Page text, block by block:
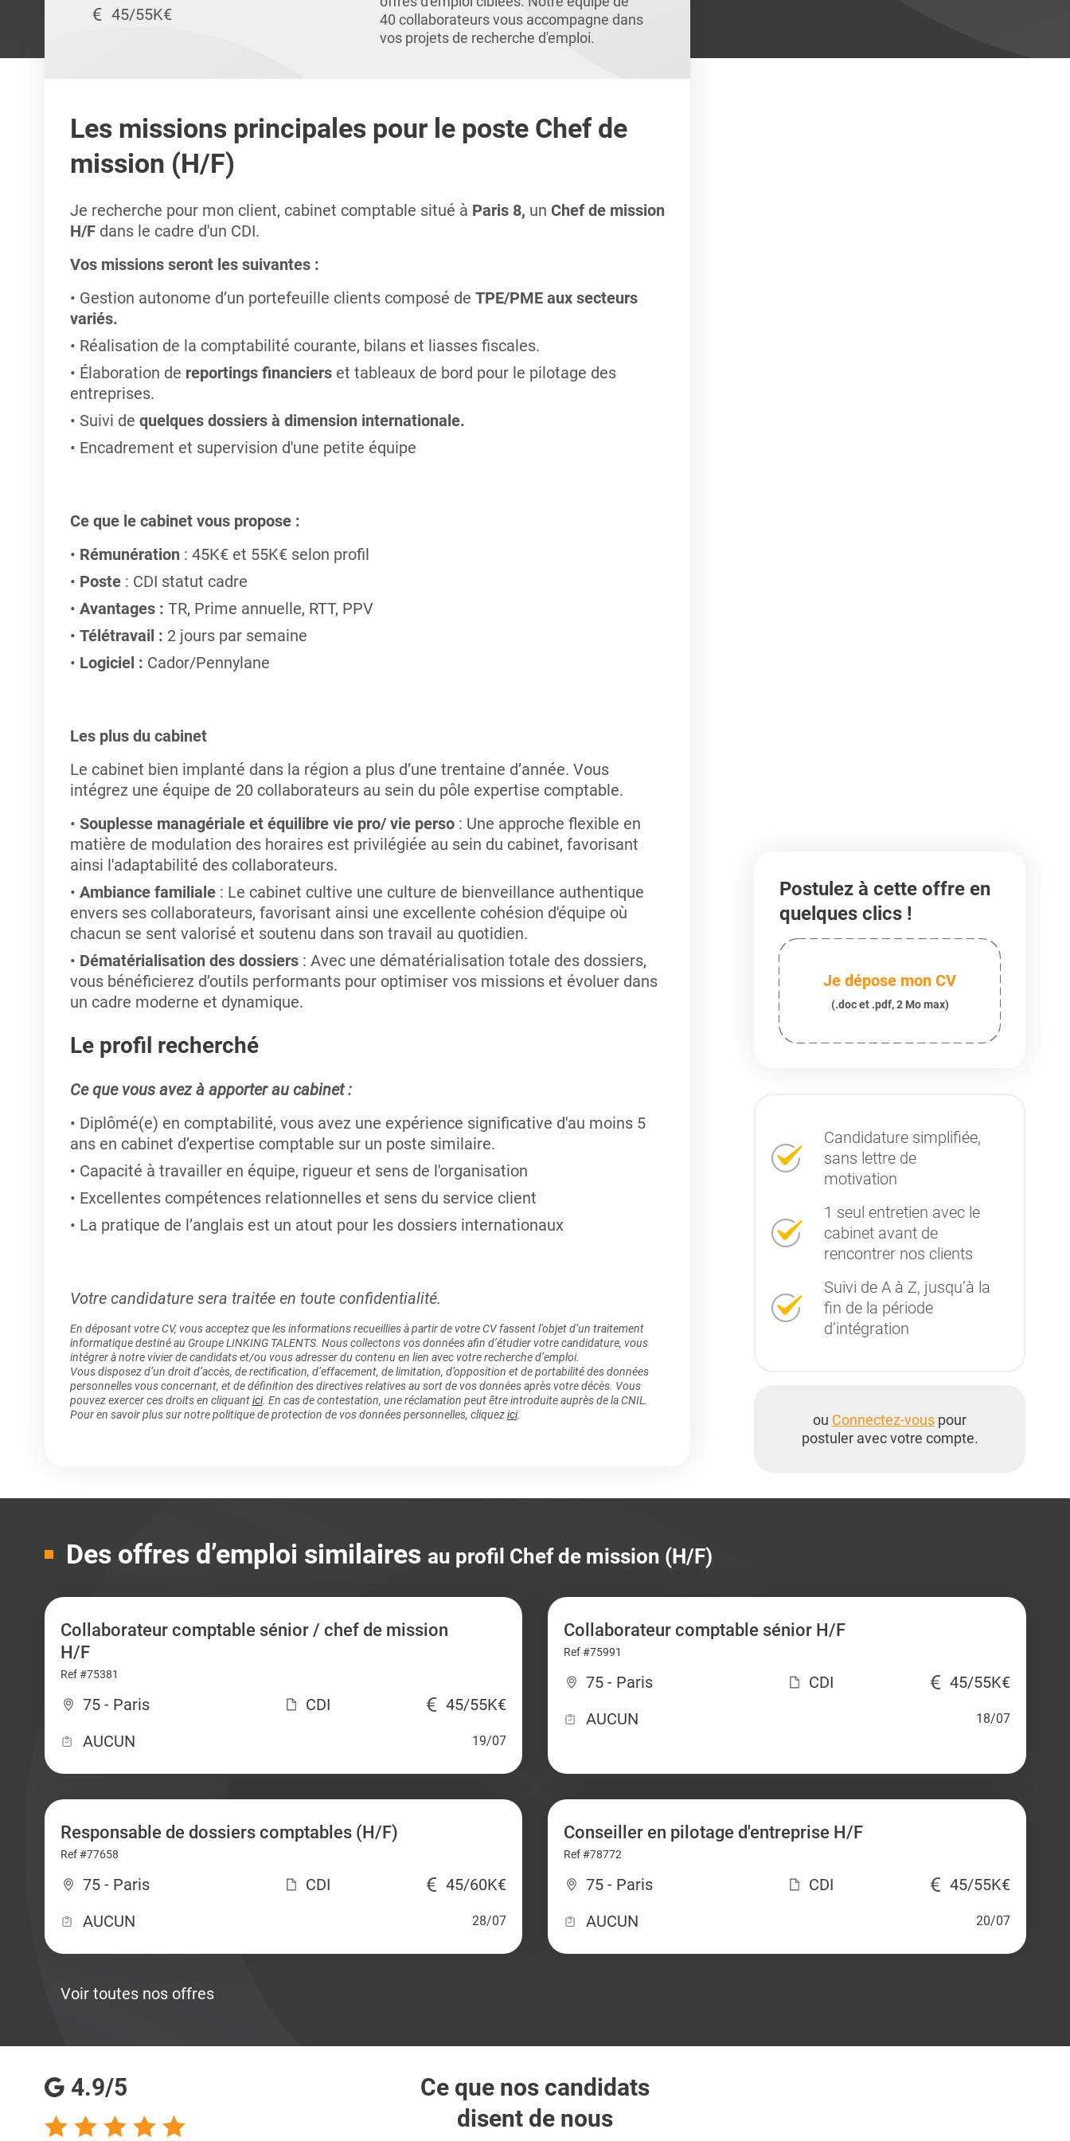
45/55K€
40 collaborateurs vous accompagne dans
vos projets de recherche d'emploi.
Les missions principales pour le poste Chef de
mission (H/F)
Je recherche pour mon client, cabinet comptable situé à Paris 8, un Chef de mission
H/Fdans le cadre d'un CDI.
Vos missions seront les suivantes :
Gestion autonome d’un portefeuille clients composé de TPE/PME aux secteurs
variés.
Réalisation de la comptabilité courante, bilans et liasses fiscales.
Élaboration de reportings financierset tableaux de bord pour le pilotage des
entreprises.
Suivi de quelques dossiers à dimension internationale.
Encadrement et supervision d'une petite équipe
Ce que le cabinet vous propose :
Rémunération: 45K€ et 55K€ selon profil
Poste: CDI statut cadre
Avantages : TR, Prime annuelle, RTT, PPV
Télétravail : 2 jours par semaine
Logiciel : Cador/Pennylane
Les plus du cabinet
Le cabinet bien implanté dans la région a plus d’une trentaine d’année. Vous
intégrez une équipe de 20 collaborateurs au sein du pôle expertise comptable.
Souplesse managériale et équilibre vie pro/ vie perso : Une approche flexible en
matière de modulation des horaires est privilégiée au sein du cabinet, favorisant
ainsi l'adaptabilité des collaborateurs.
Ambiance familiale : Le cabinet cultive une culture de bienveillance authentique
envers ses collaborateurs, favorisant ainsi une excellente cohésion d'équipe où
chacun se sent valorisé et soutenu dans son travail au quotidien.
Dématérialisation des dossiers : Avec une dématérialisation totale des dossiers,
vous bénéficierez d’outils performants pour optimiser vos missions et évoluer dans
un cadre moderne et dynamique.
Le profil recherché
Ce que vous avez à apporter au cabinet :
Diplômé(e) en comptabilité, vous avez une expérience significative d'au moins 5
ans en cabinet d’expertise comptable sur un poste similaire.
Capacité à travailler en équipe, rigueur et sens de l'organisation
Excellentes compétences relationnelles et sens du service client
La pratique de l’anglais est un atout pour les dossiers internationaux
Votre candidature sera traitée en toute confidentialité.
En déposant votre CV, vous acceptez que les informations recueillies à partir de votre CV fassent l’objet d’un traitement
informatique destiné au Groupe LINKING TALENTS. Nous collectons vos données afin d’étudier votre candidature, vous
intégrer à notre vivier de candidats et/ou vous adresser du contenu en lien avec votre recherche d’emploi.
Vous disposez d’un droit d’accès, de rectification, d’effacement, de limitation, d’opposition et de portabilité des données
personnelles vous concernant, et de définition des directives relatives au sort de vos données après votre décès. Vous
pouvez exercer ces droits en cliquantici. En cas de contestation, une réclamation peut être introduite auprès de la CNIL.
Pour en savoir plus sur notre politique de protection de vos données personnelles, cliquezici.
Postulez à cette offre en
quelques clics !
Je dépose mon CV
(.doc et .pdf, 2 Mo max)
Candidature simplifiée,
sans lettre de
motivation
1 seul entretien avec le
cabinet avant de
rencontrer nos clients
Suivi de A à Z, jusqu’à la
fin de la période
d’intégration
ou Connectez-vous pour
postuler avec votre compte.
Des offres d’emploi similaires au profil Chef de mission (H/F)
Collaborateur comptable sénior / chef de mission
H/F
Ref #75381
75 - Paris CDI
45/55K€
AUCUN
19/07
Collaborateur comptable sénior H/F
Ref #75991
75 - Paris CDI
45/55K€
AUCUN
18/07
Responsable de dossiers comptables (H/F)
Ref #77658
75 - Paris CDI
45/60K€
AUCUN
28/07
Conseiller en pilotage d'entreprise H/F
Ref #78772
75 - Paris CDI
45/55K€
AUCUN
20/07
Voir toutes nos offres
4.9/5
Ce que nos candidats
disent de nous